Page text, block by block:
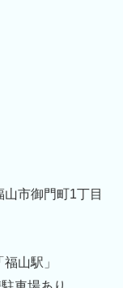
市御門町1丁目
山駅」